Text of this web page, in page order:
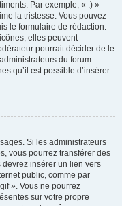
Par exemple, « :) »
la tristesse. Vous pouvez
le formulaire de rédaction.
elles peuvent
pourrait décider de le
du forum
qu’il est possible d’insérer
Si les administrateurs
vous pourrez transférer des
insérer un lien vers
public, comme par
». Vous ne pourrez
sur votre propre